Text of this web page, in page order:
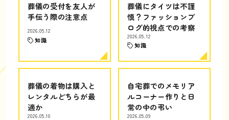
葬儀の受付を友人が
手伝う際の注意点
2026.05.12
知識
葬儀にタイツは不謹
慎？ファッションブ
ログ的視点での考察
2026.05.12
知識
葬儀の着物は購入と
レンタルどちらが最
適か
2026.05.10
自宅葬でのメモリア
ルコーナー作りと日
常の中の弔い
2026.05.09